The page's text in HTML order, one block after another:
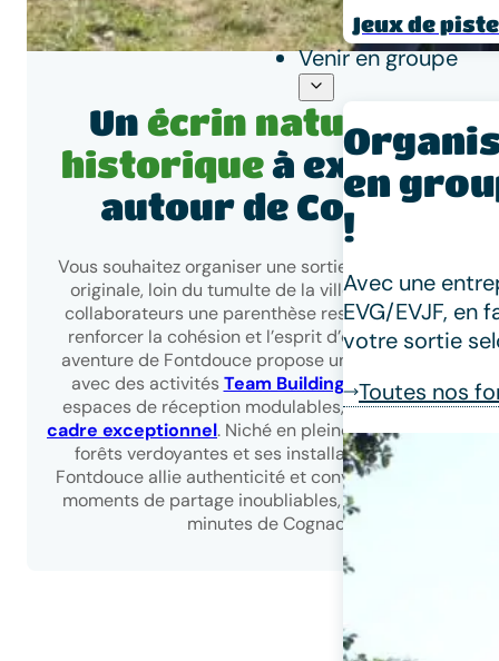
Jeux de piste
Venir en groupe
en
!
Avec une
EVG/EVJF, en
votre sortie
Toutes nos
Un écrin naturel et
historiqueà explorer
autour de Cognac
Vous souhaitez organiser une sortie professionnelle
originale, loin du tumulte de la ville ? Offrez à vos
collaborateurs une parenthèse ressourçante pour
renforcer la cohésion et l’esprit d’équipe. Le parc
aventure de Fontdouce propose un site polyvalent
avec des activitésTeam Building variées et des
espaces de réception modulables, le tout dansun
cadre exceptionnel. Niché en pleine nature, avec ses
forêts verdoyantes et ses installations insolites,
Fontdouce allie authenticité et convivialité pour des
moments de partage inoubliables, à seulement 20
minutes de Cognac.